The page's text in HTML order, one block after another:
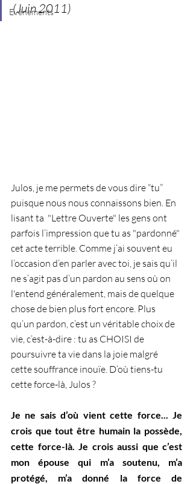
Evénements
(Juin 2011)
Julos, je me permets de vous dire “tu”
puisque nous nous connaissons bien. En
lisant ta  "Lettre Ouverte" les gens ont
parfois l’impression que tu as "pardonné"
cet acte terrible. Comme j’ai souvent eu
l’occasion d’en parler avec toi, je sais qu’il
ne s’agit pas d’un pardon au sens où on
l'entend généralement, mais de quelque
chose de bien plus fort encore. Plus
qu’un pardon, c’est un véritable choix de
vie, c’est-à-dire : tu as CHOISI de
poursuivre ta vie dans la joie malgré
cette souffrance inouïe. D’où tiens-tu
cette force-là, Julos ?
Je ne sais d’où vient cette force... Je
crois que tout être humain la possède,
cette force-là. Je crois aussi que c’est
mon épouse qui m’a soutenu, m’a
protégé, m’a donné la force de